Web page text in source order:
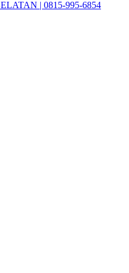
| 0815-995-6854